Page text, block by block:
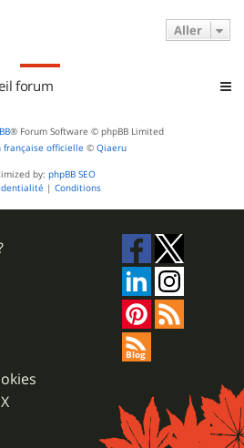
Aller
forum
® Forum Software © phpBB Limited
française officielle © Qiaeru
by: phpBB SEO
| Conditions